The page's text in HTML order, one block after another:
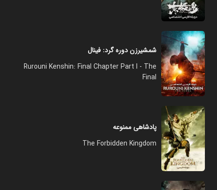
شمشیرزن دوره گرد: فینال
Rurouni Kenshin: Final Chapter Part I - The
Final
پادشاهی ممنوعه
The Forbidden Kingdom